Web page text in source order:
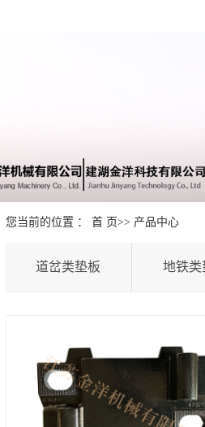
您当前的位置 ： 首 页>> 产品中心
道岔类垫板 地铁类